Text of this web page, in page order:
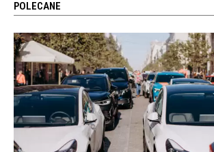
POLECANE